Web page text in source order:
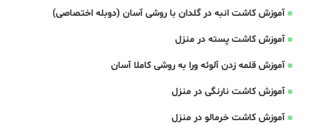
آموزش کاشت انبه در گلدان با روشی آسان (دوبله اختصاصی)
آموزش کاشت پسته در منزل
آموزش قلمه زدن آلوئه ورا به روشی کاملا آسان
آموزش کاشت نارنگی در منزل
آموزش کاشت خرمالو در منزل